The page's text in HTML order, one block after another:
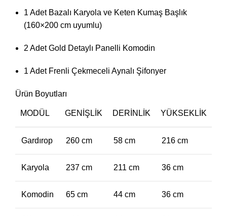
1 Adet Bazalı Karyola ve Keten Kumaş Başlık
(160×200 cm uyumlu)
2 Adet Gold Detaylı Panelli Komodin
1 Adet Frenli Çekmeceli Aynalı Şifonyer
Ürün Boyutları
MODÜL GENIŞLIK DERINLIK YÜKSEKLIK
Gardırop 260 cm 58 cm 216 cm
Karyola 237 cm 211 cm 36 cm
Komodin 65 cm 44 cm 36 cm